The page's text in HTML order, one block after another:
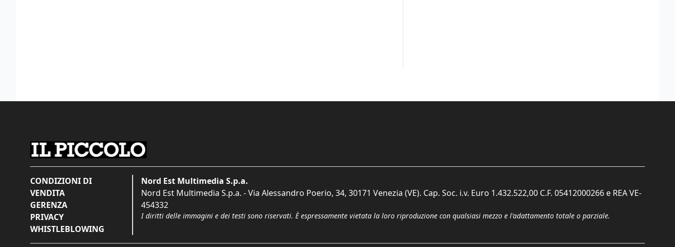
CONDIZIONI DI
VENDITA
GERENZA
PRIVACY
WHISTLEBLOWING
Nord Est Multimedia S.p.a.
Nord Est Multimedia S.p.a. - Via Alessandro Poerio, 34, 30171 Venezia (VE). Cap. Soc. i.v. Euro 1.432.522,00 C.F. 05412000266 e REA VE-
454332
I diritti delle immagini e dei testi sono riservati. È espressamente vietata la loro riproduzione con qualsiasi mezzo e l'adattamento totale o parziale.